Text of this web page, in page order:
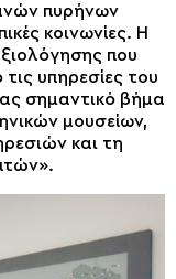
πυρήνων
κοινωνίες. Η
που
υπηρεσίες του
σημαντικό βήμα
μουσείων,
και τη